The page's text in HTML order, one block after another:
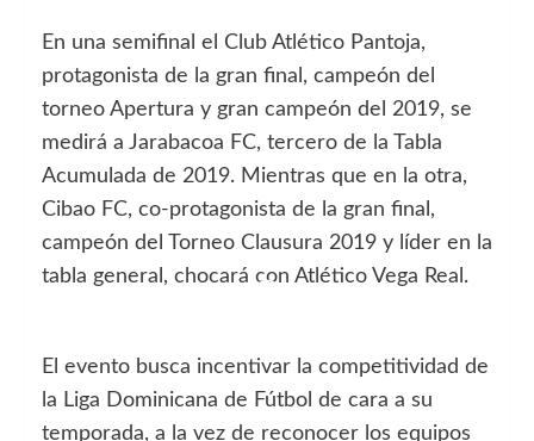
En una semifinal el Club Atlético Pantoja,
protagonista de la gran final, campeón del
torneo Apertura y gran campeón del 2019, se
medirá a Jarabacoa FC, tercero de la Tabla
Acumulada de 2019. Mientras que en la otra,
Cibao FC, co-protagonista de la gran final,
campeón del Torneo Clausura 2019 y líder en la
tabla general, chocará con Atlético Vega Real.
El evento busca incentivar la competitividad de
la Liga Dominicana de Fútbol de cara a su
temporada, a la vez de reconocer los equipos